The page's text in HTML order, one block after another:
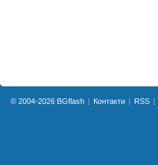
© 2004-2026 BGflash Контакти RSS